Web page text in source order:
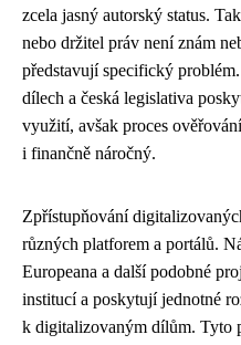
zcela jasný autorský status.
nebo držitel práv není znám
představují specifický
dílech a česká legislativa
využití, avšak proces
i finančně náročný.
Zpřístupňování
různých platforem a portálů.
Europeana a další podobné
institucí a poskytují jednotné
k digitalizovaným dílům. Tyto